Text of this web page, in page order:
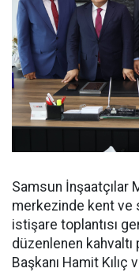
Samsun İnşaatçılar
merkezinde kent ve
istişare toplantısı
düzenlenen kahvaltı
Başkanı Hamit